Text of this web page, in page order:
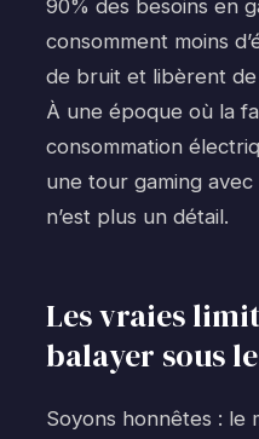
90% des besoins en
consomment moins
de bruit et libèrent de
À une époque où la
consommation
une tour gaming
n’est plus un détail.
Les vraies
balayer sous
Soyons honnêtes : le